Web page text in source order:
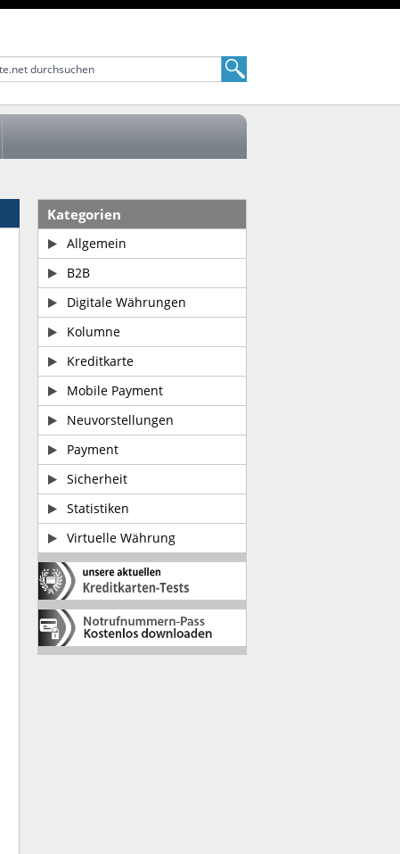
Kategorien
Allgemein
B2B
Digitale Währungen
Kolumne
Kreditkarte
Mobile Payment
Neuvorstellungen
Payment
Sicherheit
Statistiken
Virtuelle Währung